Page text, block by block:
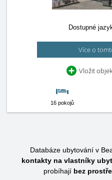
Dostupné
Více o
Vložit
16 pokojů
Databáze ubytování v
kontakty na vlastníky
probíhají bez